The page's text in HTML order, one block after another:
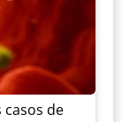
de